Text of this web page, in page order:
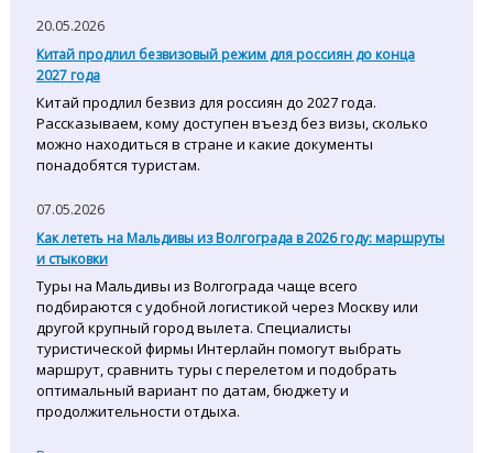
20.05.2026
Китай продлил безвизовый режим для россиян до конца
2027 года
Китай продлил безвиз для россиян до 2027 года.
Рассказываем, кому доступен въезд без визы, сколько
можно находиться в стране и какие документы
понадобятся туристам.
07.05.2026
Как лететь на Мальдивы из Волгограда в 2026 году: маршруты
и стыковки
Туры на Мальдивы из Волгограда чаще всего
подбираются с удобной логистикой через Москву или
другой крупный город вылета. Специалисты
туристической фирмы Интерлайн помогут выбрать
маршрут, сравнить туры с перелетом и подобрать
оптимальный вариант по датам, бюджету и
продолжительности отдыха.